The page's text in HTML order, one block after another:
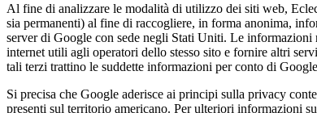
Al fine di analizzare le modalità di utilizzo dei siti web,
sia permanenti) al fine di raccogliere, in forma anonima,
server di Google con sede negli Stati Uniti. Le informazioni
internet utili agli operatori dello stesso sito e fornire altri
tali terzi trattino le suddette informazioni per conto di
Si precisa che Google aderisce ai principi sulla privacy
presenti sul territorio americano. Per ulteriori informazioni